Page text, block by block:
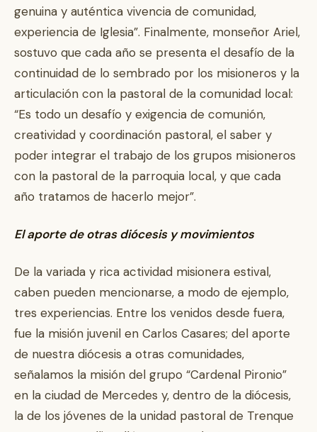
genuina y auténtica vivencia de comunidad,
experiencia de Iglesia”. Finalmente, monseñor Ariel,
sostuvo que cada año se presenta el desafío de la
continuidad de lo sembrado por los misioneros y la
articulación con la pastoral de la comunidad local:
“Es todo un desafío y exigencia de comunión,
creatividad y coordinación pastoral, el saber y
poder integrar el trabajo de los grupos misioneros
con la pastoral de la parroquia local, y que cada
año tratamos de hacerlo mejor”.
El aporte de otras diócesis y movimientos
De la variada y rica actividad misionera estival,
caben pueden mencionarse, a modo de ejemplo,
tres experiencias. Entre los venidos desde fuera,
fue la misión juvenil en Carlos Casares; del aporte
de nuestra diócesis a otras comunidades,
señalamos la misión del grupo “Cardenal Pironio”
en la ciudad de Mercedes y, dentro de la diócesis,
la de los jóvenes de la unidad pastoral de Trenque